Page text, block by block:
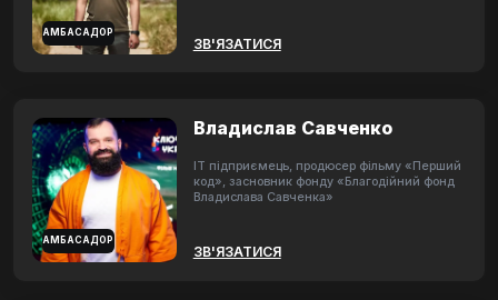
АМБАСАДОР
ЗВ'ЯЗАТИСЯ
АМБАСАДОР
Владислав Савченко
ІТ підприємець, продюсер фільму «Перший
код», засновник фонду «Благодійний фонд
Владислава Савченка»
ЗВ'ЯЗАТИСЯ